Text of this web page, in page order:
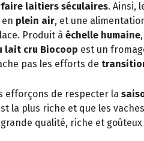
laitiers séculaires. Ainsi,
plein air, et une
Produit à échelle humaine
lait cru Biocoop est un
pas les efforts de
efforçons de respecter la
la plus riche et que les
qualité, riche et goûteux